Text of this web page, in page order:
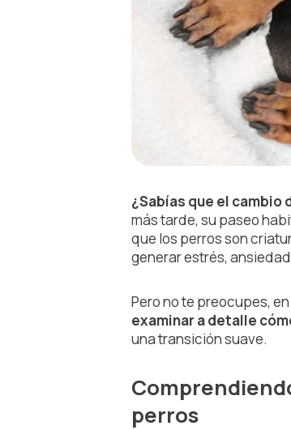
¿Sabías que el cambio
más tarde, su paseo
que los perros son
generar estrés,
Pero no te preocupes,
examinar a detalle
una transición suave.
perros